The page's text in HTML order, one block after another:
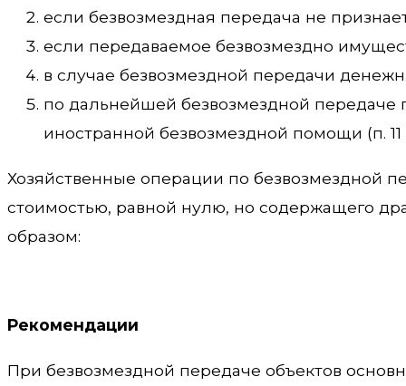
если безвозмездная передача не
если передаваемое безвозмездно
в случае безвозмездной передачи
по дальнейшей безвозмездной
иностранной безвозмездной помощи (п.
Хозяйственные операции по безвозмездной
стоимостью, равной нулю, но содержащего
образом:
Рекомендации
При безвозмездной передаче объектов